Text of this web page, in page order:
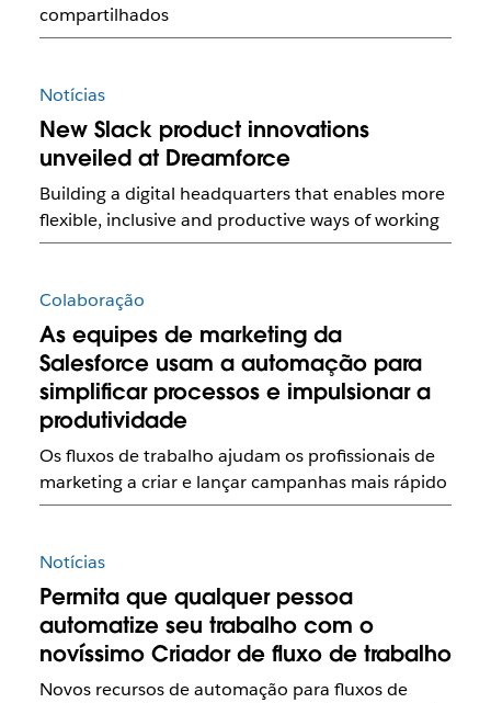
compartilhados
Notícias
New Slack product innovations
unveiled at Dreamforce
Building a digital headquarters that enables more
flexible, inclusive and productive ways of working
Colaboração
As equipes de marketing da
Salesforce usam a automação para
simplificar processos e impulsionar a
produtividade
Os fluxos de trabalho ajudam os profissionais de
marketing a criar e lançar campanhas mais rápido
Notícias
Permita que qualquer pessoa
automatize seu trabalho com o
novíssimo Criador de fluxo de trabalho
Novos recursos de automação para fluxos de